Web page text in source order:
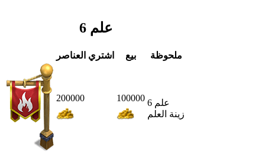
علم 6
اشتري العناصر بيع ملحوظة
200000 100000
علم 6
زينة العلم